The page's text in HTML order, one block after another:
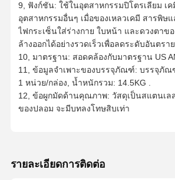
9, ฟังก์ชัน: ใช้ในอุตสาหกรรมปิโตรเลียม เค
อุตสาหกรรมอื่นๆ เมื่อของเหลวเคมี สารพิษ
ไฟกระเซ็นใส่ร่างกาย ใบหน้า และดวงตาข
ล้างออกได้อย่างรวดเร็วเพื่อลดระดับอันตราย
10, มาตรฐาน: สอดคล้องกับมาตรฐาน US
11, ข้อมูลจำเพาะของบรรจุภัณฑ์: บรรจุภัณ
1 หน่วย/กล่อง, น้ำหนักรวม: 14.5KG .
12, ข้อผูกมัดด้านคุณภาพ: วัสดุเป็นสแตนเล
ของปลอม จะมีบทลงโทษสิบเท่า
รายละเอียดการติดต่อ